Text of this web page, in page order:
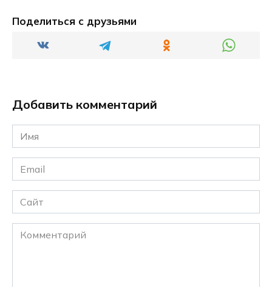
Поделиться с друзьями
Добавить комментарий
Имя
*
Email
*
Сайт
Комментарий